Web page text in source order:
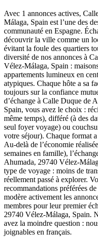
Avec 1 annonces actives,
Málaga, Spain est l’une des
communauté en Espagne.
découvrir la ville comme un
évitant la foule des quartiers
diversité de nos annonces à
Vélez-Málaga, Spain :
appartements lumineux en
atypiques. Chaque hôte a sa
toujours sur la confiance
d’échange à Calle Duque de
Spain, vous avez le choix :
même temps), différé (à des
seul foyer voyage) ou
votre séjour). Chaque format
Au-delà de l’économie
semaines en famille),
Ahumada, 29740 Vélez-
type de voyage : moins de
réellement passé à explorer.
recommandations préférées
modère activement les
membres pour leur premier
29740 Vélez-Málaga, Spain.
avez la moindre question :
joignables en français.